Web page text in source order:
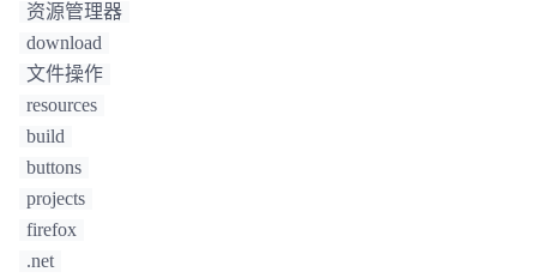
资源管理器
download
文件操作
resources
build
buttons
projects
firefox
.net